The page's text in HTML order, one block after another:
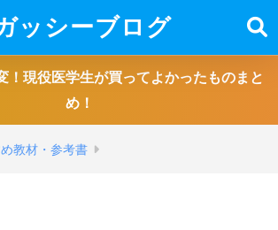
ッシーブログ
！現役医学生が買ってよかったものまと
め！
教材・参考書